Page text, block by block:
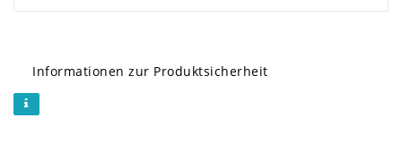
Informationen zur Produktsicherheit